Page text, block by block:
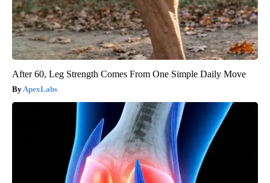
After 60, Leg Strength Comes From One Simple Daily Move
ApexLabs